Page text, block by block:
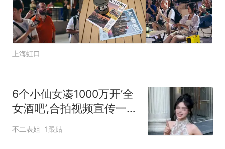
上海虹口
6个小仙女凑1000万开’全
女酒吧’,合拍视频宣传一看
酒水单和价格把网友笑疯
不二表姐 1跟贴